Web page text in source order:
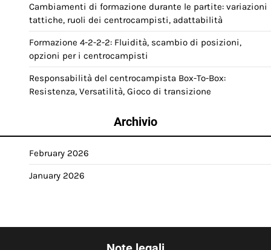
Cambiamenti di formazione durante le partite: variazioni
tattiche, ruoli dei centrocampisti, adattabilità
Formazione 4-2-2-2: Fluidità, scambio di posizioni,
opzioni per i centrocampisti
Responsabilità del centrocampista Box-To-Box:
Resistenza, Versatilità, Gioco di transizione
Archivio
February 2026
January 2026